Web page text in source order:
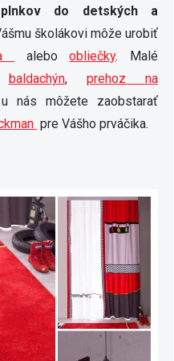
do detských a
školákovi môže urobiť
aleboobliečky. Malé
baldachýn, prehoz na
nás môžete zaobstarať
pre Vášho prváčika.